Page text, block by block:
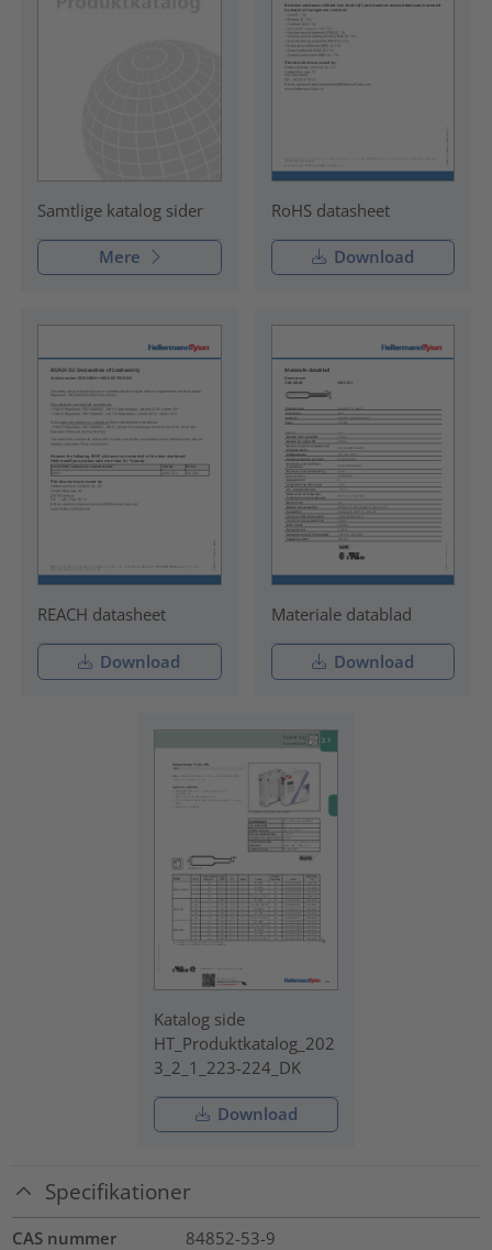
Samtlige katalog sider
Mere
RoHS datasheet
Download
REACH datasheet
Download
Materiale datablad
Download
Katalog side
HT_Produktkatalog_202
3_2_1_223-224_DK
Download
Specifikationer
CAS nummer
84852-53-9